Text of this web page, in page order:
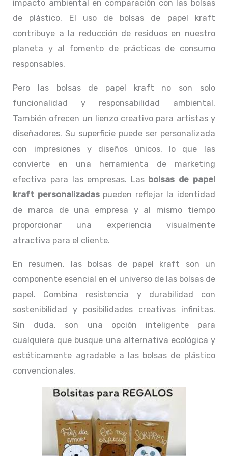
impacto ambiental en comparación con las bolsas
de plástico. El uso de bolsas de papel kraft
contribuye a la reducción de residuos en nuestro
planeta y al fomento de prácticas de consumo
responsables.
Pero las bolsas de papel kraft no son solo
funcionalidad y responsabilidad ambiental.
También ofrecen un lienzo creativo para artistas y
diseñadores. Su superficie puede ser personalizada
con impresiones y diseños únicos, lo que las
convierte en una herramienta de marketing
efectiva para las empresas. Las bolsas de papel
kraft personalizadaspueden reflejar la identidad
de marca de una empresa y al mismo tiempo
proporcionar una experiencia visualmente
atractiva para el cliente.
En resumen, las bolsas de papel kraft son un
componente esencial en el universo de las bolsas de
papel. Combina resistencia y durabilidad con
sostenibilidad y posibilidades creativas infinitas.
Sin duda, son una opción inteligente para
cualquiera que busque una alternativa ecológica y
estéticamente agradable a las bolsas de plástico
convencionales.